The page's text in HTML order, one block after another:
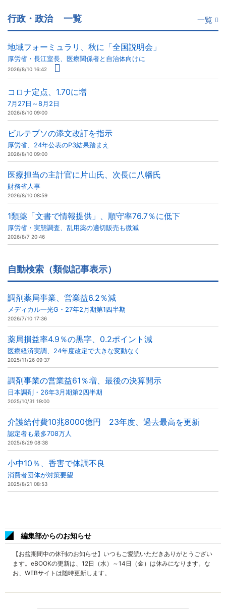
行政・政治 一覧 一覧
地域フォーミュラリ、秋に「全国説明会」
厚労省・長江室長、医療関係者と自治体向けに
2026/8/10 16:42
コロナ定点、1.70に増
7月27日～8月2日
2026/8/10 09:00
ビルテプソの添文改訂を指示
厚労省、24年公表のP3結果踏まえ
2026/8/10 09:00
医療担当の主計官に片山氏、次長に八幡氏
財務省人事
2026/8/10 08:59
1類薬「文書で情報提供」、順守率76.7％に低下
厚労省・実態調査、乱用薬の適切販売も微減
2026/8/7 20:46
自動検索（類似記事表示）
調剤薬局事業、営業益6.2％減
メディカル一光G・27年2月期第1四半期
2026/7/10 17:36
薬局損益率4.9％の黒字、0.2ポイント減
医療経済実調、24年度改定で大きな変動なく
2025/11/26 09:37
調剤事業の営業益61％増、最後の決算開示
日本調剤・26年3月期第2四半期
2025/10/31 19:00
介護給付費10兆8000億円 23年度、過去最高を更新
認定者も最多708万人
2025/8/29 08:38
小中10％、香害で体調不良
消費者団体が対策要望
2025/8/21 08:53
編集部からのお知らせ
【お盆期間中の休刊のお知らせ】いつもご愛読いただきありがとうござい
ます。eBOOKの更新は、12日（水）～14日（金）は休みになります。な
お、WEBサイトは随時更新します。